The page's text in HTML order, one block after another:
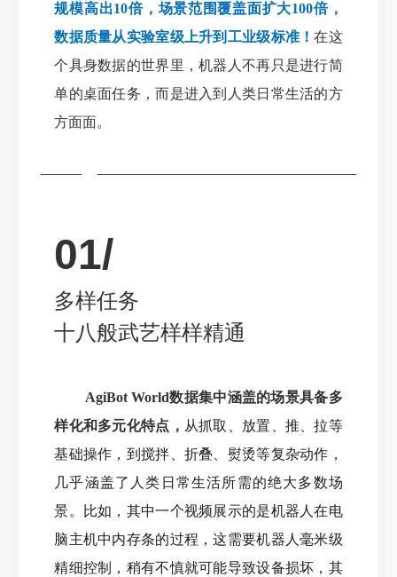
规模高出10倍，场景范围覆盖面扩大100倍，
数据质量从实验室级上升到工业级标准！在这
个具身数据的世界里，机器人不再只是进行简
单的桌面任务，而是进入到人类日常生活的方
方面面。
01/
多样任务
十八般武艺样样精通
AgiBot World数据集中涵盖的场景具备多
样化和多元化特点， 从抓取、放置、推、拉等
基础操作，到搅拌、折叠、熨烫等复杂动作，
几乎涵盖了人类日常生活所需的绝大多数场
景。
比如，其中一个视频展示的是机器人在电
脑主机中内存条的过程，这需要机器人毫米级
精细控制，稍有不慎就可能导致设备损坏， 其